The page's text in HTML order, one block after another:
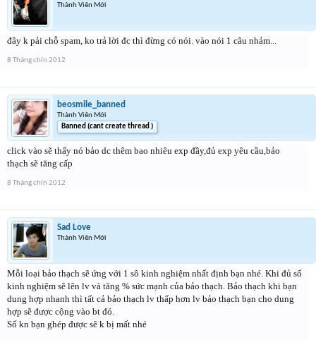
Thành Viên Mới
đây k pải chỗ spam, ko trả lời đc thì đừng có nói. vào nói 1 câu nhảm...
8 Tháng chín 2012
beosmile_banned
Thành Viên Mới
Banned (cant create thread )
click vào sẽ thấy nó bảo dc thêm bao nhiêu exp đầy,đủ exp yêu cầu,bảo
thạch sẽ tăng cấp
8 Tháng chín 2012
Sad Love
Thành Viên Mới
Mỗi loại bảo thạch sẽ ứng với 1 sô kinh nghiệm nhất định bạn nhé. Khi đủ số
kinh nghiệm sẽ lên lv và tăng % sức mạnh của bảo thạch. Bảo thạch khi bạn
dung hợp nhanh thì tất cả bảo thạch lv thấp hơn lv bảo thạch bạn cho dung
hợp sẽ được cộng vào bt đó.
Số kn bạn ghép được sẽ k bị mất nhé